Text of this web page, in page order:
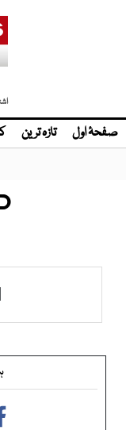
صفحۂ اول تازہ ترین